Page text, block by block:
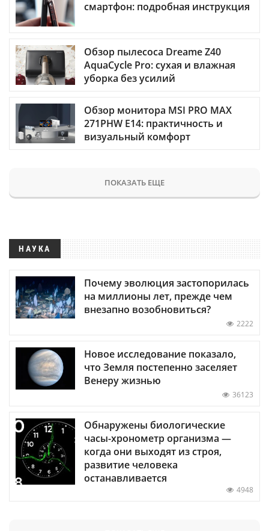
смартфон: подробная инструкция
Обзор пылесоса Dreame Z40
AquaCycle Pro: сухая и влажная
уборка без усилий
Обзор монитора MSI PRO MAX
271PHW E14: практичность и
визуальный комфорт
ПОКАЗАТЬ ЕЩЕ
НАУКА
Почему эволюция застопорилась
на миллионы лет, прежде чем
внезапно возобновиться?
2222
Новое исследование показало,
что Земля постепенно заселяет
Венеру жизнью
36123
Обнаружены биологические
часы-хронометр организма —
когда они выходят из строя,
развитие человека
останавливается
4948